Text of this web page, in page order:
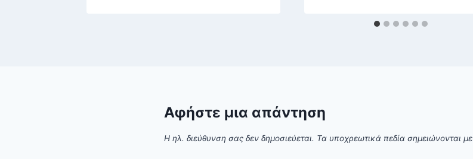
Αφήστε μια απάντηση
Η ηλ. διεύθυνση σας δεν δημοσιεύεται. Τα υποχρεωτικά πεδία σημειώνονται με